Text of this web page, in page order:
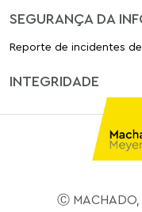
SEGURANÇA DA
Reporte de incidentes
INTEGRIDADE
Ⓒ MACHADO,